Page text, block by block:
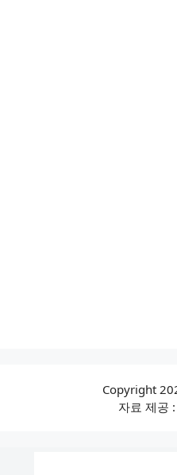
Copyright
자료 제공